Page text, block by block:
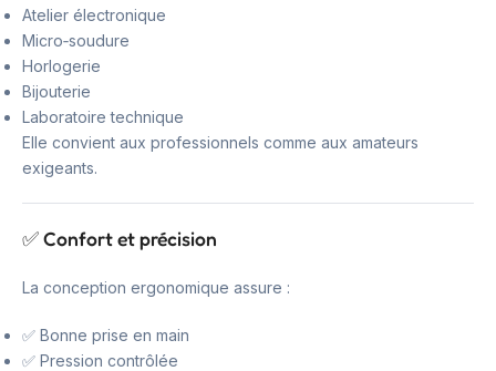
Atelier électronique
Micro‑soudure
Horlogerie
Bijouterie
Laboratoire technique
Elle convient aux professionnels comme aux amateurs
exigeants.
✅ Confort et précision
La conception ergonomique assure :
✅ Bonne prise en main
✅ Pression contrôlée